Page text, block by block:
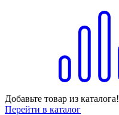
Добавьте товар из каталога!
Перейти в каталог